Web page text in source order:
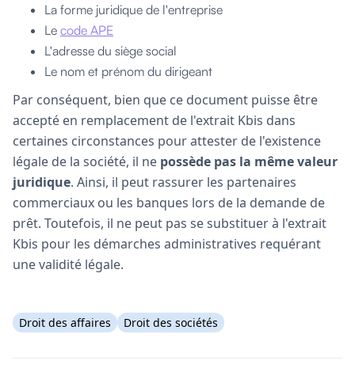
La forme juridique de l'entreprise
Le code APE
L'adresse du siège social
Le nom et prénom du dirigeant
Par conséquent, bien que ce document puisse être
accepté en remplacement de l'extrait Kbis dans
certaines circonstances pour attester de l'existence
légale de la société, il ne possède pas la même valeur
juridique. Ainsi, il peut rassurer les partenaires
commerciaux ou les banques lors de la demande de
prêt. Toutefois, il ne peut pas se substituer à l'extrait
Kbis pour les démarches administratives requérant
une validité légale.
Droit des affaires Droit des sociétés